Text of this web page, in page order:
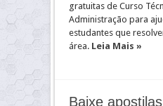
gratuitas de Curso
Administração para
estudantes que
área. Leia Mais »
Baixe